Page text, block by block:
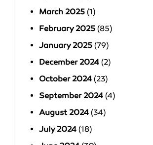
March 2025 (1)
February 2025 (85)
January 2025 (79)
December 2024 (2)
October 2024 (23)
September 2024 (4)
August 2024 (34)
July 2024 (18)